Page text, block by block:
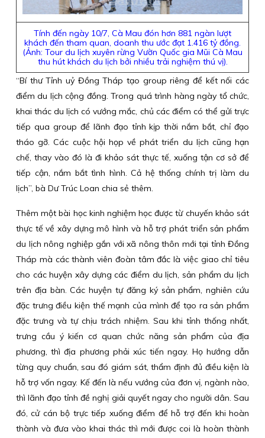
Tính đến ngày 10/7, Cà Mau đón hơn 881 ngàn lượt
khách đến tham quan, doanh thu ước đạt 1.416 tỷ đồng.
(Ảnh: Tour du lịch xuyên rừng Vườn Quốc gia Mũi Cà Mau
thu hút khách du lịch bởi nhiều trải nghiệm thú vị).
“Bí thư Tỉnh uỷ Đồng Tháp tạo group riêng để kết nối các
điểm du lịch cộng đồng. Trong quá trình hàng ngày tổ chức,
khai thác du lịch có vướng mắc, chủ các điểm có thể gửi trực
tiếp qua group để lãnh đạo tỉnh kịp thời nắm bắt, chỉ đạo
tháo gỡ. Các cuộc hội họp về phát triển du lịch cũng hạn
chế, thay vào đó là đi khảo sát thực tế, xuống tận cơ sở để
tiếp cận, nắm bắt tình hình. Cả hệ thống chính trị làm du
lịch”, bà Dư Trúc Loan chia sẻ thêm.
Thêm một bài học kinh nghiệm học được từ chuyến khảo sát
thực tế về xây dựng mô hình và hỗ trợ phát triển sản phẩm
du lịch nông nghiệp gắn với xã nông thôn mới tại tỉnh Đồng
Tháp mà các thành viên đoàn tâm đắc là việc giao chỉ tiêu
cho các huyện xây dựng các điểm du lịch, sản phẩm du lịch
trên địa bàn. Các huyện tự đăng ký sản phẩm, nghiên cứu
đặc trưng điều kiện thế mạnh của mình để tạo ra sản phẩm
đặc trưng và tự chịu trách nhiệm. Sau khi tỉnh thống nhất,
trưng cầu ý kiến cơ quan chức năng sản phẩm của địa
phương, thì địa phương phải xúc tiến ngay. Họ hướng dẫn
từng quy chuẩn, sau đó giám sát, thẩm định đủ điều kiện là
hỗ trợ vốn ngay. Kế đến là nếu vướng của đơn vị, ngành nào,
thì lãnh đạo tỉnh đề nghị giải quyết ngay cho người dân. Sau
đó, cử cán bộ trực tiếp xuống điểm để hỗ trợ đến khi hoàn
thành và đưa vào khai thác thì mới được coi là hoàn thành